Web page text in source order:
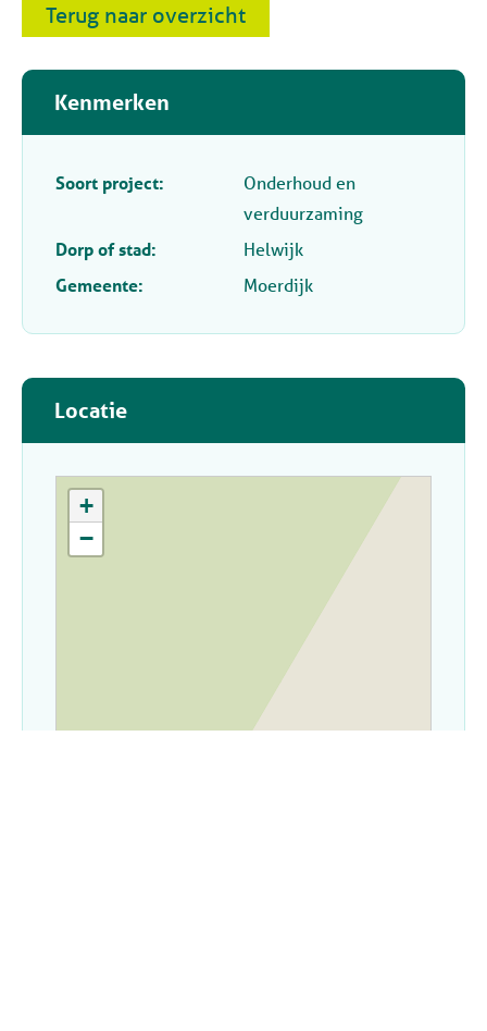
Terug naar overzicht
Kenmerken
Soort project:
Onderhoud en
verduurzaming
Dorp of stad:
Helwijk
Gemeente:
Moerdijk
Locatie
+
−